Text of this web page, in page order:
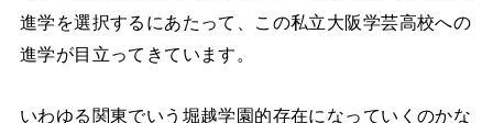
進学を選択するにあたって、この私立大阪学芸高校への
進学が目立ってきています。
いわゆる関東でいう堀越学園的存在になっていくのかな